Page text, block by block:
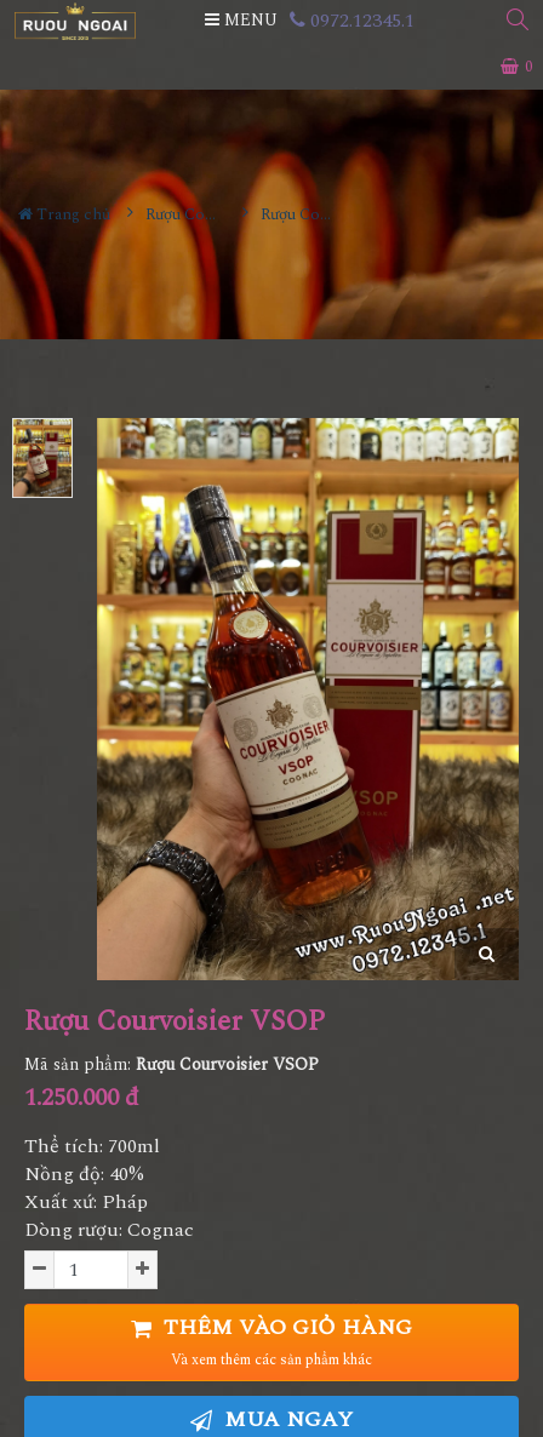
0
MENU 0972.12345.1
Trang chủ Rượu Cognac Rượu Courvoisier VSOP
Rượu Courvoisier VSOP
Mã sản phẩm: Rượu Courvoisier VSOP
1.250.000 đ
Thể tích: 700ml
Nồng độ: 40%
Xuất xứ: Pháp
Dòng rượu: Cognac
THÊM VÀO GIỎ HÀNG
Và xem thêm các sản phẩm khác
MUA NGAY